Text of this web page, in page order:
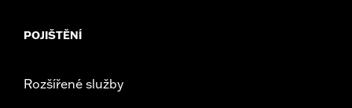
POJIŠTĚNÍ
Rozšířené služby